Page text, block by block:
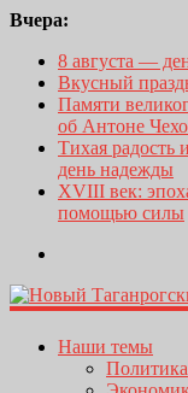
Вчера:
8 августа —
Вкусный
Памяти
об Антоне
Тихая
день надежды
XVIII век:
помощью силы
Наши темы
Политика